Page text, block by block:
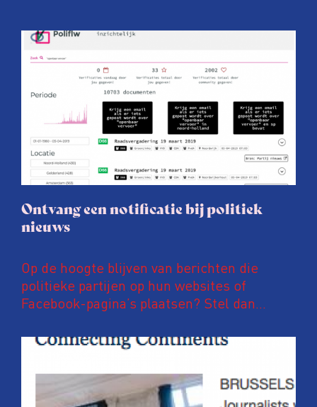
Ontvang een notificatie bij politiek
nieuws
Op de hoogte blijven van berichten die
politieke partijen op hun websites of
Facebook-pagina’s plaatsen? Stel dan
zijn meer dan 600.000 nieuwsberichten van
meer dan 800 nationale, regionale en lokale
politieke partijen te vinden. Ben je
bijvoorbeeld geïnteresseerd in